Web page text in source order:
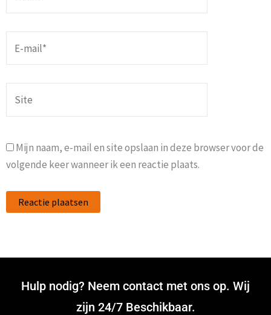
mail*
Mijn naam, e-mail en site opslaan in deze browser voor de
volgende keer wanneer ik een reactie plaats.
Hulp nodig? Neem contact met ons op. Wij
zijn 24/7 Beschikbaar.